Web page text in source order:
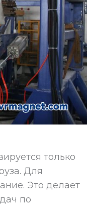
только
Для
Это делает
по